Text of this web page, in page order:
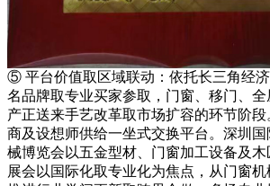
⑤ 平台价值取区域联动：依托长三角经
名品牌取专业买家参取，门窗、移门、
产正送来手艺改革取市场扩容的环节阶
商及设想师供给一坐式交换平台。深圳
械博览会以五金型材、门窗加工设备及木
展会以国际化取专业化为焦点，从门窗机